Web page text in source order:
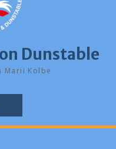
Dunstable
Marii Kolbe